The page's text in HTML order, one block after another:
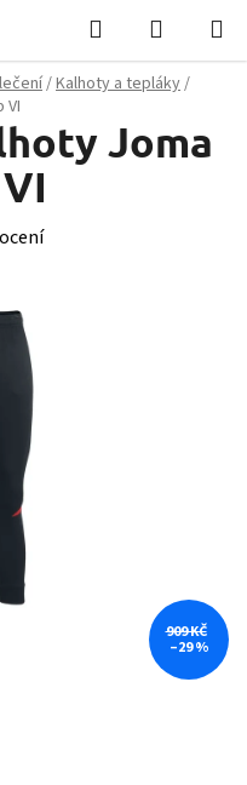
Hledat
KOŠÍK
/Kalhoty a tepláky/
VI
Joma
909 KČ
–29 %